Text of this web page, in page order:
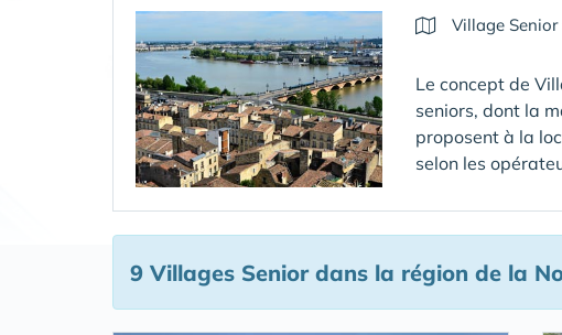
Village Senior
Le concept de
seniors, dont la
proposent à la
selon les
9 Villages Seniordans la région de la